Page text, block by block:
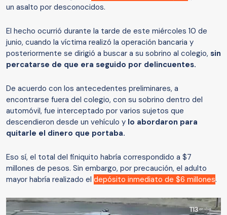
un asalto por desconocidos.
El hecho ocurrió durante la tarde de este miércoles 10 de
junio, cuando la víctima realizó la operación bancaria y
posteriormente se dirigió a buscar a su sobrino al colegio, sin
percatarse de que era seguido por delincuentes.
De acuerdo con los antecedentes preliminares, a
encontrarse fuera del colegio, con su sobrino dentro del
automóvil, fue interceptado por varios sujetos que
descendieron desde un vehículo y lo abordaron para
quitarle el dinero que portaba.
Eso sí, el total del finiquito habría correspondido a $7
millones de pesos. Sin embargo, por precaución, el adulto
mayor habría realizado el depósito inmediato de $6 millones.